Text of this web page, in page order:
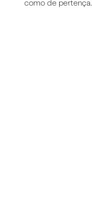
como de pertença.